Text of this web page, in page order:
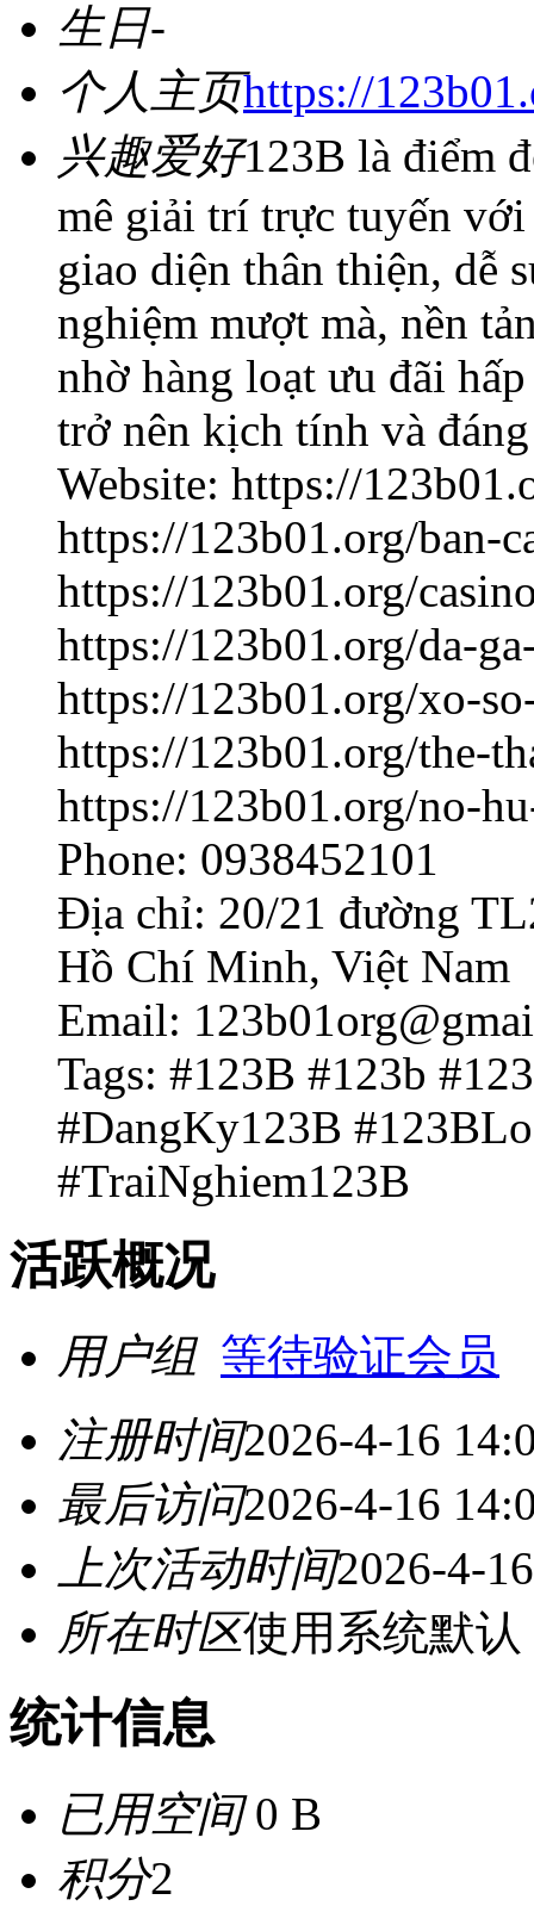
生日-
个人主页https://
兴趣爱好123B là điểm
mê giải trí trực tuyến
giao diện thân thiện, dễ
nghiệm mượt mà, nền
nhờ hàng loạt ưu đãi
trở nên kịch tính và
Website: https://
https://123b01.org/ban-
https://123b01.org/
https://123b01.org/da-
https://123b01.org/xo-
https://123b01.org/the-
https://123b01.org/no-
Phone: 0938452101
Địa chỉ: 20/21 đường
Hồ Chí Minh, Việt Nam
Email:
Tags: #123B #123b
#DangKy123B
#TraiNghiem123B
活跃概况
用户组 等待验证会员
注册时间2026-4-16
最后访问2026-4-16
上次活动时间2026-4-
所在时区使用系统默认
统计信息
已用空间0 B
积分2